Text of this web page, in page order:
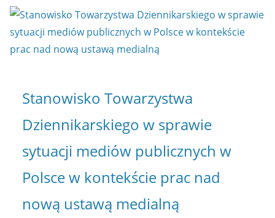
Stanowisko Towarzystwa
Dziennikarskiego w sprawie
sytuacji mediów publicznych w
Polsce w kontekście prac nad
nową ustawą medialną